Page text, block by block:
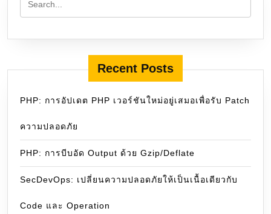
Recent Posts
PHP: การอัปเดต PHP เวอร์ชันใหม่อยู่เสมอเพื่อรับ Patch
ความปลอดภัย
PHP: การบีบอัด Output ด้วย Gzip/Deflate
SecDevOps: เปลี่ยนความปลอดภัยให้เป็นเนื้อเดียวกับ
Code และ Operation